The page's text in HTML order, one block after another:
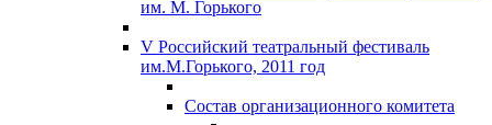
им. М. Горького
V Российский театральный фестиваль
им.М.Горького, 2011 год
Состав организационного комитета